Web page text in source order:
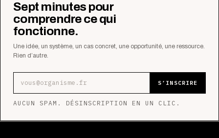
Sept minutes pour
comprendre ce qui
fonctionne.
Une idée, un système, un cas concret, une opportunité, une ressource.
Rien d’autre.
S’INSCRIRE
AUCUN SPAM. DÉSINSCRIPTION EN UN CLIC.